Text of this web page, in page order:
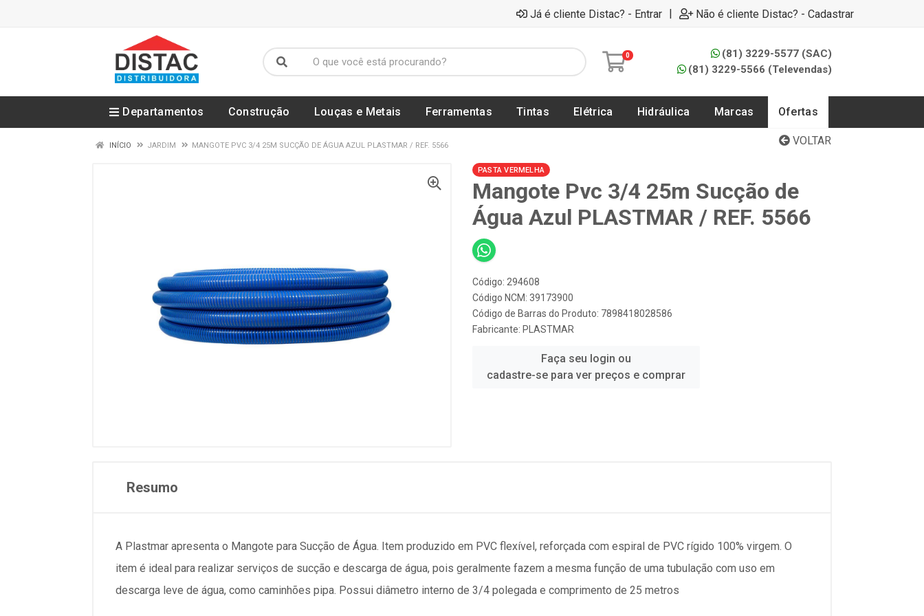
Já é cliente Distac? - Entrar | Não é cliente Distac? - Cadastrar
0
(81) 3229-5577 (SAC)
(81) 3229-5566 (Televendas)
Departamentos Construção Louças e Metais Ferramentas Tintas Elétrica Hidráulica Marcas Ofertas
VOLTAR
INÍCIO JARDIM MANGOTE PVC 3/4 25M SUCÇÃO DE ÁGUA AZUL PLASTMAR / REF. 5566
PASTA VERMELHA
Mangote Pvc 3/4 25m Sucção de
Água Azul PLASTMAR / REF. 5566
Código: 294608
Código NCM: 39173900
Código de Barras do Produto: 7898418028586
Fabricante: PLASTMAR
Faça seu login ou
cadastre-se para ver preços e comprar
Resumo
A Plastmar apresenta o Mangote para Sucção de Água. Item produzido em PVC flexível, reforçada com espiral de PVC rígido 100% virgem. O
item é ideal para realizar serviços de sucção e descarga de água, pois geralmente fazem a mesma função de uma tubulação com uso em
descarga leve de água, como caminhões pipa. Possui diâmetro interno de 3/4 polegada e comprimento de 25 metros